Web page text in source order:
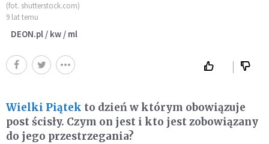
(fot. shutterstock.com)
9 lat temu
DEON.pl / kw / ml
Wielki Piątek to dzień w którym obowiązuje
post ścisły. Czym on jest i kto jest zobowiązany
do jego przestrzegania?